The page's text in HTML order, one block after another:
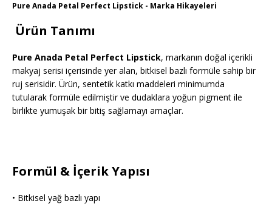
Pure Anada Petal Perfect Lipstick - Marka Hikayeleri
Ürün Tanımı
Pure Anada Petal Perfect Lipstick, markanın doğal içerikli
makyaj serisi içerisinde yer alan, bitkisel bazlı formüle sahip bir
ruj serisidir. Ürün, sentetik katkı maddeleri minimumda
tutularak formüle edilmiştir ve dudaklara yoğun pigment ile
birlikte yumuşak bir bitiş sağlamayı amaçlar.
Formül & İçerik Yapısı
• Bitkisel yağ bazlı yapı